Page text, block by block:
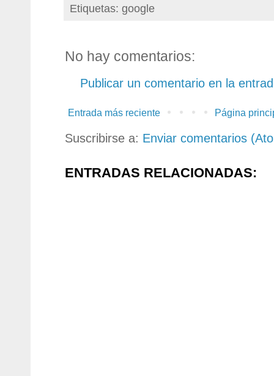
Etiquetas: google
No hay comentarios:
Publicar un comentario en la
Entrada más reciente Página
Suscribirse a: Enviar comentarios
ENTRADAS RELACIONADAS: